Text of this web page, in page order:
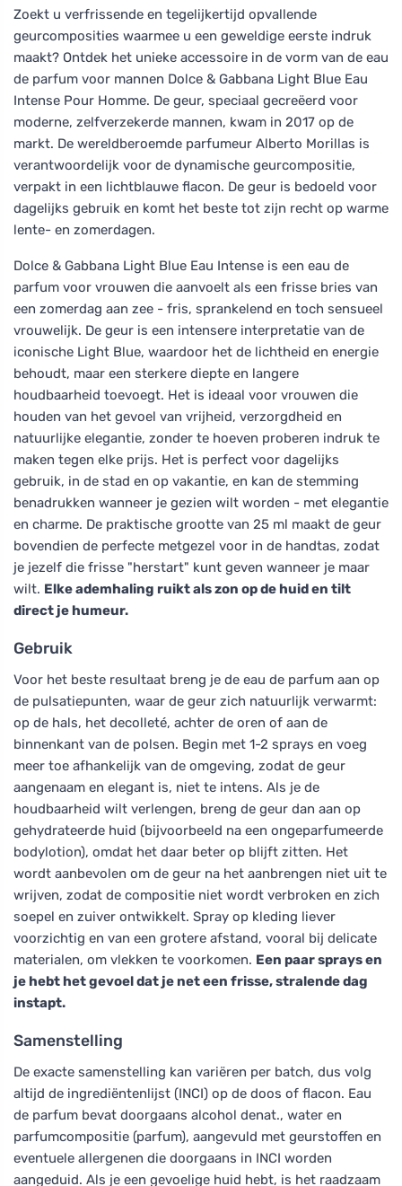
Zoekt u verfrissende en tegelijkertijd opvallende
geurcomposities waarmee u een geweldige eerste indruk
maakt? Ontdek het unieke accessoire in de vorm van de eau
de parfum voor mannen Dolce & Gabbana Light Blue Eau
Intense Pour Homme. De geur, speciaal gecreëerd voor
moderne, zelfverzekerde mannen, kwam in 2017 op de
markt. De wereldberoemde parfumeur Alberto Morillas is
verantwoordelijk voor de dynamische geurcompositie,
verpakt in een lichtblauwe flacon. De geur is bedoeld voor
dagelijks gebruik en komt het beste tot zijn recht op warme
lente- en zomerdagen.
Dolce & Gabbana Light Blue Eau Intense is een eau de
parfum voor vrouwen die aanvoelt als een frisse bries van
een zomerdag aan zee - fris, sprankelend en toch sensueel
vrouwelijk. De geur is een intensere interpretatie van de
iconische Light Blue, waardoor het de lichtheid en energie
behoudt, maar een sterkere diepte en langere
houdbaarheid toevoegt. Het is ideaal voor vrouwen die
houden van het gevoel van vrijheid, verzorgdheid en
natuurlijke elegantie, zonder te hoeven proberen indruk te
maken tegen elke prijs. Het is perfect voor dagelijks
gebruik, in de stad en op vakantie, en kan de stemming
benadrukken wanneer je gezien wilt worden - met elegantie
en charme. De praktische grootte van 25 ml maakt de geur
bovendien de perfecte metgezel voor in de handtas, zodat
je jezelf die frisse "herstart" kunt geven wanneer je maar
wilt. Elke ademhaling ruikt als zon op de huid en tilt
direct je humeur.
Gebruik
Voor het beste resultaat breng je de eau de parfum aan op
de pulsatiepunten, waar de geur zich natuurlijk verwarmt:
op de hals, het decolleté, achter de oren of aan de
binnenkant van de polsen. Begin met 1-2 sprays en voeg
meer toe afhankelijk van de omgeving, zodat de geur
aangenaam en elegant is, niet te intens. Als je de
houdbaarheid wilt verlengen, breng de geur dan aan op
gehydrateerde huid (bijvoorbeeld na een ongeparfumeerde
bodylotion), omdat het daar beter op blijft zitten. Het
wordt aanbevolen om de geur na het aanbrengen niet uit te
wrijven, zodat de compositie niet wordt verbroken en zich
soepel en zuiver ontwikkelt. Spray op kleding liever
voorzichtig en van een grotere afstand, vooral bij delicate
materialen, om vlekken te voorkomen. Een paar sprays en
je hebt het gevoel dat je net een frisse, stralende dag
instapt.
Samenstelling
De exacte samenstelling kan variëren per batch, dus volg
altijd de ingrediëntenlijst (INCI) op de doos of flacon. Eau
de parfum bevat doorgaans alcohol denat., water en
parfumcompositie (parfum), aangevuld met geurstoffen en
eventuele allergenen die doorgaans in INCI worden
aangeduid. Als je een gevoelige huid hebt, is het raadzaam